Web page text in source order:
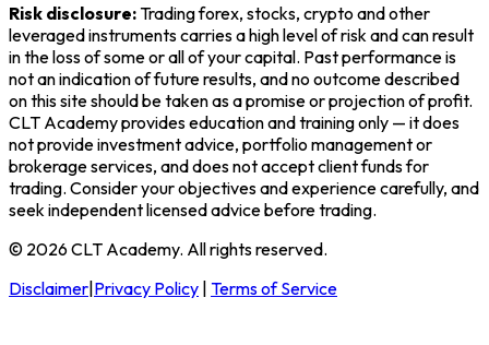
Risk disclosure:Trading forex, stocks, crypto and other
leveraged instruments carries a high level of risk and can result
in the loss of some or all of your capital. Past performance is
not an indication of future results, and no outcome described
on this site should be taken as a promise or projection of profit.
CLT Academyprovides education and training only — it does
not provide investment advice, portfolio management or
brokerage services, and does not accept client funds for
trading. Consider your objectives and experience carefully, and
seek independent licensed advice before trading.
© 2026 CLT Academy. All rights reserved.
Disclaimer|Privacy Policy | Terms of Service